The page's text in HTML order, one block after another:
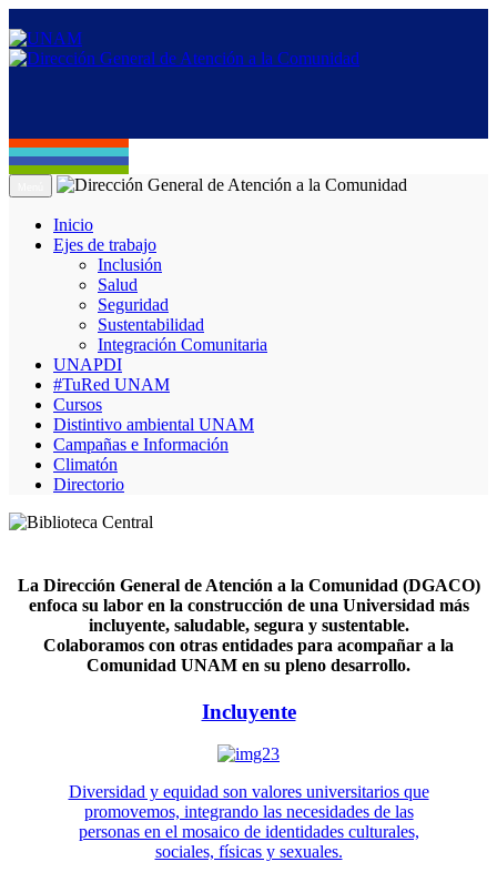
Inicio
Ejes de trabajo
Inclusión
Salud
Seguridad
Sustentabilidad
Integración Comunitaria
UNAPDI
#TuRed UNAM
Cursos
Distintivo ambiental UNAM
Campañas e Información
Climatón
Directorio
La Dirección General de Atención a la Comunidad (DGACO)
enfoca su labor en la construcción de una Universidad más
incluyente, saludable, segura y sustentable.
Colaboramos con otras entidades para acompañar a la
Comunidad UNAM en su pleno desarrollo.
Incluyente
Diversidad y equidad son valores universitarios que
promovemos, integrando las necesidades de las
personas en el mosaico de identidades culturales,
sociales, físicas y sexuales.